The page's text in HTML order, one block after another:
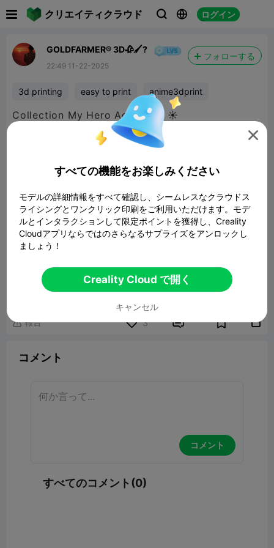
クリエイティクラウド   ログイン
GOLDFARMER® 3D🥀🖌️?
22:49 11-22-2025
フォローする
3d printing easy to print anime3dprint
Collection My Hero Academia ☀️
All for one 3D Art ☀️🔥
 報告 3  
コメント
コメント
すべてのコメント(0)

すべての機能をお楽しみください
モデルの詳細情報をすべて確認し、シームレスなクラウドス
ライシングとワンクリック印刷をご利用いただけます。モデ
ルとインタラクションして限定ポイントを獲得し、Creality
Cloudアプリならではのさらなるサプライズをアンロックし
ましょう！
Creality Cloud で開く
キャンセル